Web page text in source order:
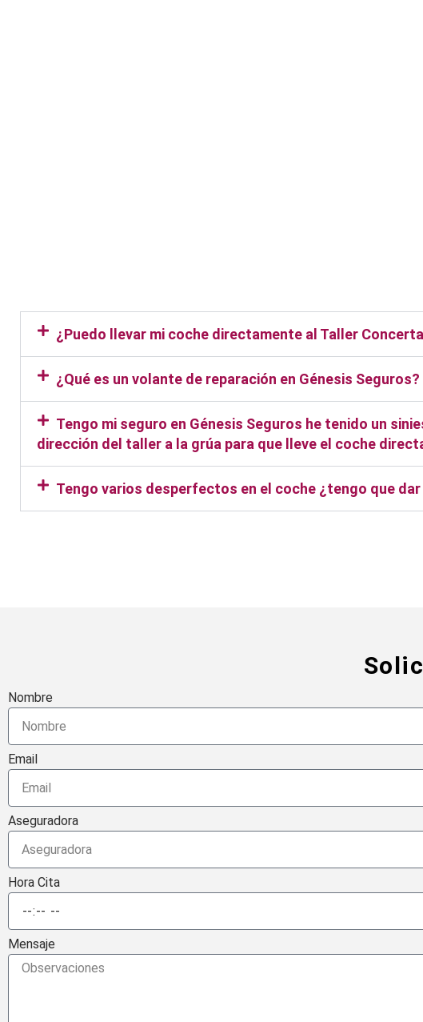
¿Puedo llevar mi coche directamente al Taller
¿Qué es un volante de reparación en Génesis Seguros?
Tengo mi seguro en Génesis Seguros he tenido un
dirección del taller a la grúa para que lleve el coche
Tengo varios desperfectos en el coche ¿tengo que
Nombre
Email
Aseguradora
Hora Cita
Mensaje